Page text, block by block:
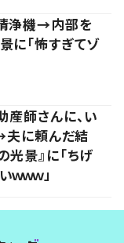
浄機→内部を
「怖すぎてゾ
師さんに、い
夫に頼んだ結
景』に「ちげ
ｗｗｗ」